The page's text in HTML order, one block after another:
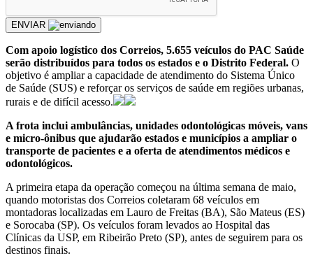
ENVIAR
Com apoio logístico dos Correios, 5.655 veículos do PAC Saúde
serão distribuídos para todos os estados e o Distrito Federal. O
objetivo é ampliar a capacidade de atendimento do Sistema Único
de Saúde (SUS) e reforçar os serviços de saúde em regiões urbanas,
rurais e de difícil acesso.
A frota inclui ambulâncias, unidades odontológicas móveis, vans
e micro-ônibus que ajudarão estados e municípios a ampliar o
transporte de pacientes e a oferta de atendimentos médicos e
odontológicos.
A primeira etapa da operação começou na última semana de maio,
quando motoristas dos Correios coletaram 68 veículos em
montadoras localizadas em Lauro de Freitas (BA), São Mateus (ES)
e Sorocaba (SP). Os veículos foram levados ao Hospital das
Clínicas da USP, em Ribeirão Preto (SP), antes de seguirem para os
destinos finais.